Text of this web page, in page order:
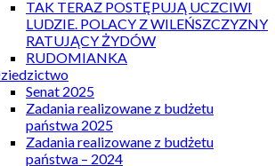
TAK TERAZ POSTĘPUJĄ UCZCIWI
LUDZIE. POLACY Z WILEŃSZCZYZNY
RATUJĄCY ŻYDÓW
RUDOMIANKA
Senat 2025
Zadania realizowane z budżetu
państwa 2025
Zadania realizowane z budżetu
państwa – 2024